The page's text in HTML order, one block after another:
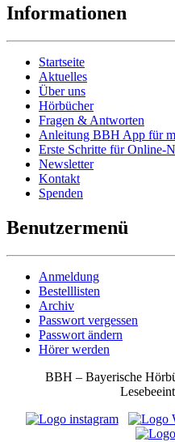
Informationen
Startseite
Aktuelles
Über uns
Hörbücher
Fragen & Antworten
Anleitung BBH App für
Erste Schritte für Online-
Newsletter
Kontakt
Spenden
Benutzermenü
Anmeldung
Bestelllisten
Archiv
Passwort vergessen
Passwort ändern
Hörer werden
BBH – Bayerische